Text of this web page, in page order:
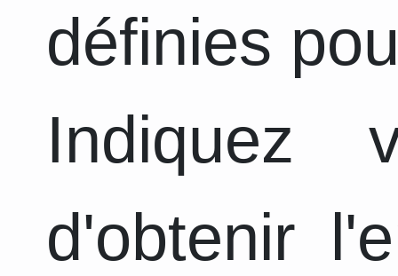
définies
Indiquez
d'obtenir